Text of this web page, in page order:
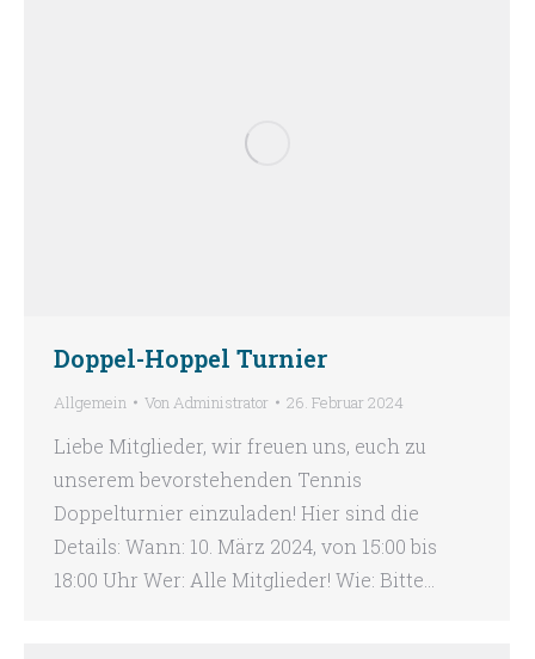
Doppel-Hoppel Turnier
Allgemein Von Administrator 26. Februar 2024
Liebe Mitglieder, wir freuen uns, euch zu
unserem bevorstehenden Tennis
Doppelturnier einzuladen! Hier sind die
Details: Wann: 10. März 2024, von 15:00 bis
18:00 Uhr Wer: Alle Mitglieder! Wie: Bitte…